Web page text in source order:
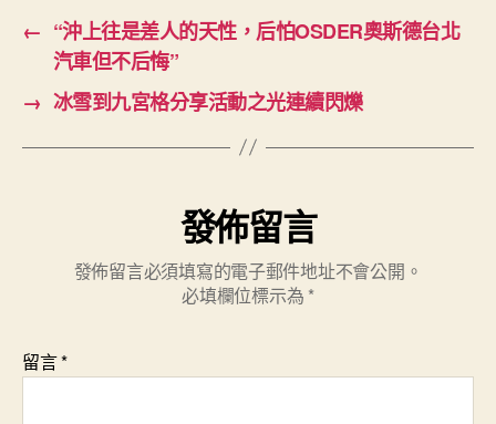
← “沖上往是差人的天性，后怕OSDER奧斯德台北
汽車但不后悔”
→ 冰雪到九宮格分享活動之光連續閃爍
發佈留言
發佈留言必須填寫的電子郵件地址不會公開。
必填欄位標示為 *
留言*